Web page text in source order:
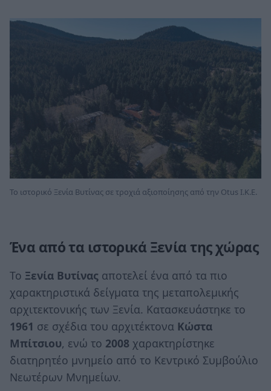
Το ιστορικό Ξενία Βυτίνας σε τροχιά αξιοποίησης από την Otus I.K.E.
Ένα από τα ιστορικά Ξενία της χώρας
Το Ξενία Βυτίνας αποτελεί ένα από τα πιο
χαρακτηριστικά δείγματα της μεταπολεμικής
αρχιτεκτονικής των Ξενία. Κατασκευάστηκε το
1961 σε σχέδια του αρχιτέκτονα Κώστα
Μπίτσιου, ενώ το 2008 χαρακτηρίστηκε
διατηρητέο μνημείο από το Κεντρικό Συμβούλιο
Νεωτέρων Μνημείων.